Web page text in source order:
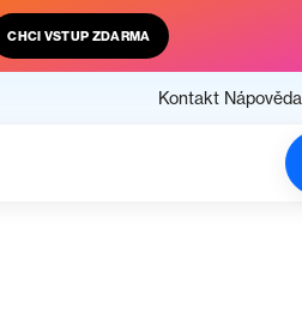
CHCI VSTUP ZDARMA
Kontakt Nápověda